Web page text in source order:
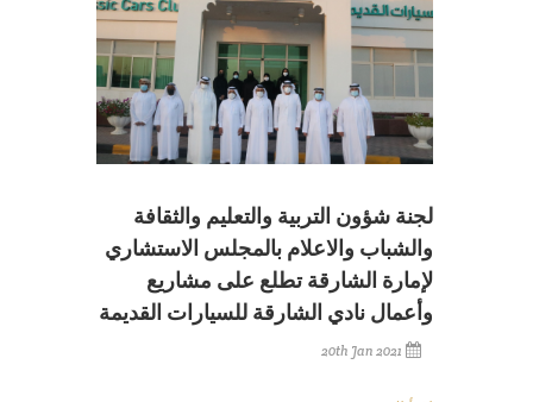
لجنة شؤون التربية والتعليم والثقافة
والشباب والاعلام بالمجلس الاستشاري
لإمارة الشارقة تطلع على مشاريع
وأعمال نادي الشارقة للسيارات القديمة
20th Jan 2021